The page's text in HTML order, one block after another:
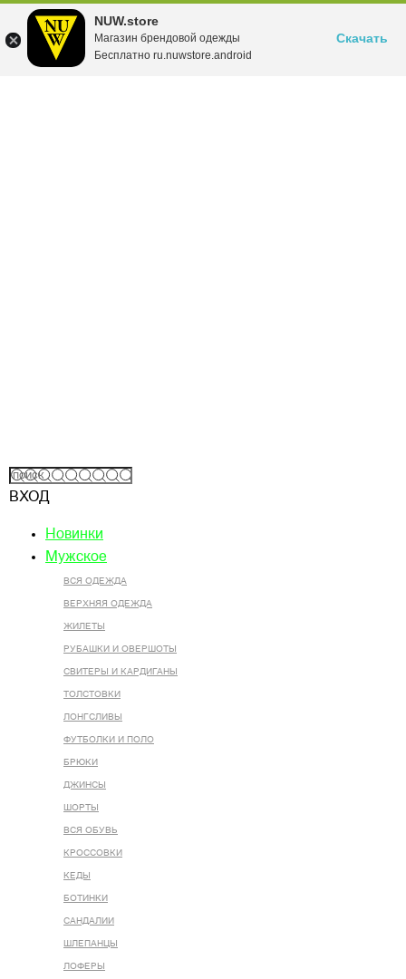
NUW.store
Магазин брендовой одежды
Бесплатно ru.nuwstore.android
Скачать
ВХОД
Новинки
Мужское
ВСЯ ОДЕЖДА
ВЕРХНЯЯ ОДЕЖДА
ЖИЛЕТЫ
РУБАШКИ И ОВЕРШОТЫ
СВИТЕРЫ И КАРДИГАНЫ
ТОЛСТОВКИ
ЛОНГСЛИВЫ
ФУТБОЛКИ И ПОЛО
БРЮКИ
ДЖИНСЫ
ШОРТЫ
ВСЯ ОБУВЬ
КРОССОВКИ
КЕДЫ
БОТИНКИ
САНДАЛИИ
ШЛЕПАНЦЫ
ЛОФЕРЫ